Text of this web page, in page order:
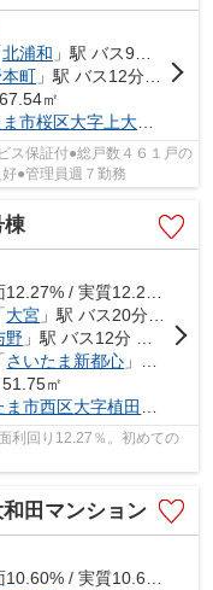
北浦和 」駅 バス9分 「諏訪坂」 停歩5分
町 」駅 バス12分 「神田」 停歩5分
㎡
市桜区大字上大久保
ス保証付●総戸数４６１戸の
●管理員週７勤務
棟
利回り：表面12.27% / 実質12.27%
「大宮 」駅 バス20分 「加茂川団地」 停歩5分
野 」駅 バス12分 「三橋四丁目」 停歩14分
「さいたま新都心 」駅 バス15分 「三橋四丁目」 停歩14分
㎡
ま市西区大字植田谷本
利回り12.27％。初めての
田マンション
利回り：表面10.60% / 実質10.60%